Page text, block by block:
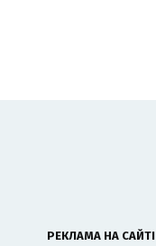
РЕКЛАМА НА САЙТІ